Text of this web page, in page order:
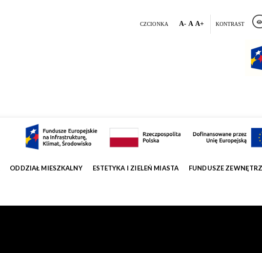
CZCIONKA A- A A+ KONTRAST
ODDZIAŁ MIESZKALNY ESTETYKA I ZIELEŃ MIASTA FUNDUSZE